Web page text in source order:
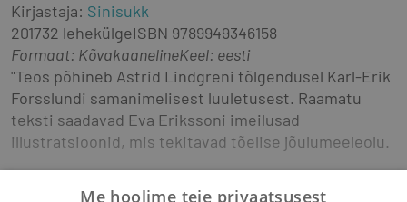
Kirjastaja: Sinisukk
201732 lehekülgeISBN 9789949346158
Formaat: KõvakaanelineKeel: eesti
"Teos põhineb Astrid Lindgreni tõlgendusel Karl-Erik
Forsslundi samanimelisest luuletusest. Raamatu
teksti saadavad Eva Erikssoni imeilusad
illustratsioonid, mis tekitavad tõelise jõulumeeleolu.
Me hoolime teie privaatsusest